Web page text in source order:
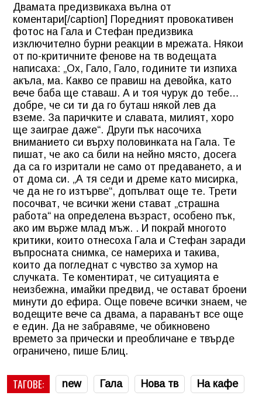
Двамата предизвикаха вълна от
коментари[/caption] Поредният провокативен
фотос на Гала и Стефан предизвика
изключително бурни реакции в мрежата. Някои
от по-критичните фенове на тв водещата
написаха: „Ох, Гало, Гало, годините ти изпиха
акъла, ма. Какво се правиш на девойка, като
вече баба ще ставаш. А и тоя чурук до тебе…
добре, че си ти да го буташ някой лев да
вземе. За паричките и славата, милият, хоро
ще заиграе даже“. Други пък насочиха
вниманието си върху половинката на Гала. Те
пишат, че ако са били на нейно място, досега
да са го изритали не само от предаването, а и
от дома си. „А тя седи и дреме като мисирка,
че да не го изтърве“, допълват още те. Трети
посочват, че всички жени стават „страшна
работа“ на определена възраст, особено пък,
ако им върже млад мъж. . И покрай многото
критики, които отнесоха Гала и Стефан заради
въпросната снимка, се намериха и такива,
които да погледнат с чувство за хумор на
случката. Те коментират, че ситуацията е
неизбежна, имайки предвид, че остават броени
минути до ефира. Още повече всички знаем, че
водещите вече са двама, а параванът все още
е един. Да не забравяме, че обикновено
времето за прически и преобличане е твърде
ограничено, пише Блиц.
ТАГОВЕ: new Гала Нова тв На кафе